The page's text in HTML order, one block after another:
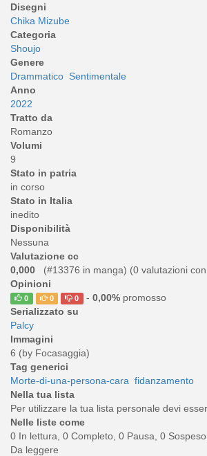
Disegni
Chika Mizube
Categoria
Shoujo
Genere
Drammatico Sentimentale
Anno
2022
Tratto da
Romanzo
Volumi
9
Stato in patria
in corso
Stato in Italia
inedito
Disponibilità
Nessuna
Valutazione cc
0,000
(#13376 in manga) (0 valutazioni
Opinioni
0 0 0 - 0,00%promosso
Serializzato su
Palcy
Immagini
6 (by Focasaggia)
Tag generici
Morte-di-una-persona-cara fidanzamento
Nella tua lista
Per utilizzare la tua lista personale devi
Nelle liste come
0 In lettura, 0 Completo, 0 Pausa, 0
Da leggere